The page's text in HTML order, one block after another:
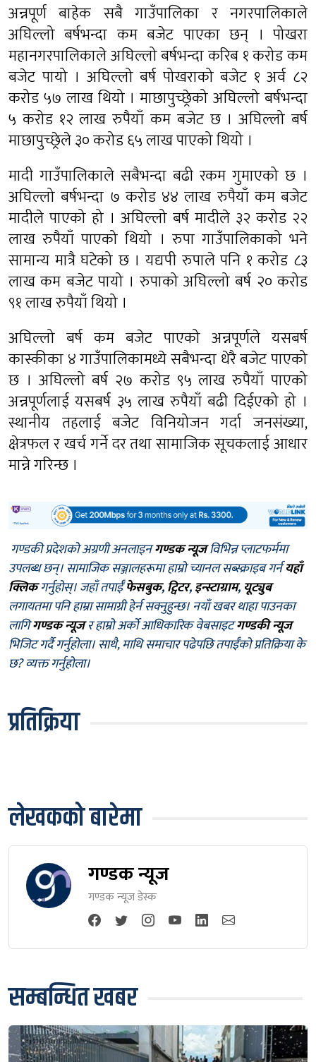
अन्नपूर्ण बाहेक सबै गाउँपालिका र नगरपालिकाले
अघिल्लो बर्षभन्दा कम बजेट पाएका छन् । पोखरा
महानगरपालिकाले अघिल्लो बर्षभन्दा करिब १ करोड कम
बजेट पायो । अघिल्लो बर्ष पोखराको बजेट १ अर्व ८२
करोड ५७ लाख थियो । माछापुच्छ्रेको अघिल्लो बर्षभन्दा
५ करोड १२ लाख रुपैयाँ कम बजेट छ । अघिल्लो बर्ष
माछापुच्छ्रेले ३० करोड ६५ लाख पाएको थियो ।
मादी गाउँपालिकाले सबैभन्दा बढी रकम गुमाएको छ ।
अघिल्लो बर्षभन्दा ७ करोड ४४ लाख रुपैयाँ कम बजेट
मादीले पाएको हो । अघिल्लो बर्ष मादीले ३२ करोड २२
लाख रुपैयाँ पाएको थियो । रुपा गाउँपालिकाको भने
सामान्य मात्रै घटेको छ । यद्यपी रुपाले पनि १ करोड ८३
लाख कम बजेट पायो । रुपाको अघिल्लो बर्ष २० करोड
९१ लाख रुपैयाँ थियो ।
अघिल्लो बर्ष कम बजेट पाएको अन्नपूर्णले यसबर्ष
कास्कीका ४ गाउँपालिकामध्ये सबैभन्दा धेरै बजेट पाएको
छ । अघिल्लो बर्ष २७ करोड ९५ लाख रुपैयाँ पाएको
अन्नपूर्णलाई यसबर्ष ३५ लाख रुपैयाँ बढी दिईएको हो ।
स्थानीय तहलाई बजेट विनियोजन गर्दा जनसंख्या,
क्षेत्रफल र खर्च गर्ने दर तथा सामाजिक सूचकलाई आधार
मान्ने गरिन्छ ।
गण्डकी प्रदेशको अग्रणी अनलाइनगण्डक न्यूजविभिन्न प्लाटफर्ममा
उपलब्ध छन्। सामाजिक सञ्जालहरूमा हाम्रो च्यानल सब्स्क्राइब गर्नयहाँ
क्लिकगर्नुहोस्। जहाँ तपाईँफेसबुक,ट्विटर,इन्स्टाग्राम, यूट्युब
लगायतमा पनि हाम्रा सामाग्री हेर्न सक्नुहुन्छ। नयाँ खबर थाहा पाउनका
लागिगण्डक न्यूजर हाम्रो अर्को आधिकारिक वेबसाइटगण्डकी न्यूज
भिजिट गर्दै गर्नुहोला। साथै, माथि समाचार पढेपछि तपाईँको प्रतिक्रिया के
छ? व्यक्त गर्नुहोला।
प्रतिक्रिया
लेखकको बारेमा
गण्डक न्यूज
गण्डक न्यूज डेस्क
सम्बन्धित खबर